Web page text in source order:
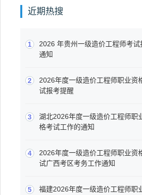
近期热搜
1
2026 年贵州一级造价工程师考试
通知
2
2026年度一级造价工程师职业资
试报考提醒
3
湖北2026年度一级造价工程师职
格考试工作的通知
4
2026年度一级造价工程师职业资
试广西考区考务工作通知
5
福建2026年度一级造价工程师职